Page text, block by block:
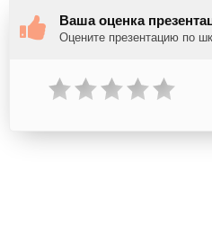
Ваша оценка
Оцените презентацию по